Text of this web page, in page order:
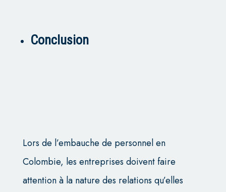
Conclusion
Lors de l’embauche de personnel en
Colombie, les entreprises doivent faire
attention à la nature des relations qu’elles